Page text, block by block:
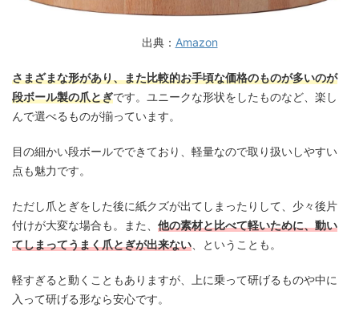
出典： Amazon
さまざまな形があり、また比較的お手頃な価格のものが多いのが
段ボール製の爪とぎです。ユニークな形状をしたものなど、楽し
んで選べるものが揃っています。
目の細かい段ボールでできており、軽量なので取り扱いしやすい
点も魅力です。
ただし爪とぎをした後に紙クズが出てしまったりして、少々後片
付けが大変な場合も。また、 他の素材と比べて軽いために、動い
てしまってうまく爪とぎが出来ない 、ということも。
軽すぎると動くこともありますが、上に乗って研げるものや中に
入って研げる形なら安心です。